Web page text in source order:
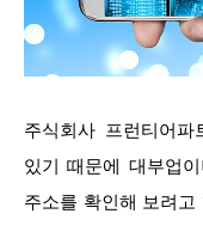
주식회사 프런티어
있기 때문에 대부업
주소를 확인해 보려